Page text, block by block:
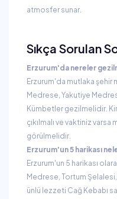
atmosfer sunar.
Sıkça Sorulan
Erzurum'da nereler
Erzurum'da mutlaka
Medrese, Yakutiye
Kümbetler gezilmelidir.
çıkılmalı ve vaktiniz
görülmelidir.
Erzurum'un 5 harikası
Erzurum'un 5 harikası
Medrese, Tortum
ünlü lezzeti Cağ Kebabı